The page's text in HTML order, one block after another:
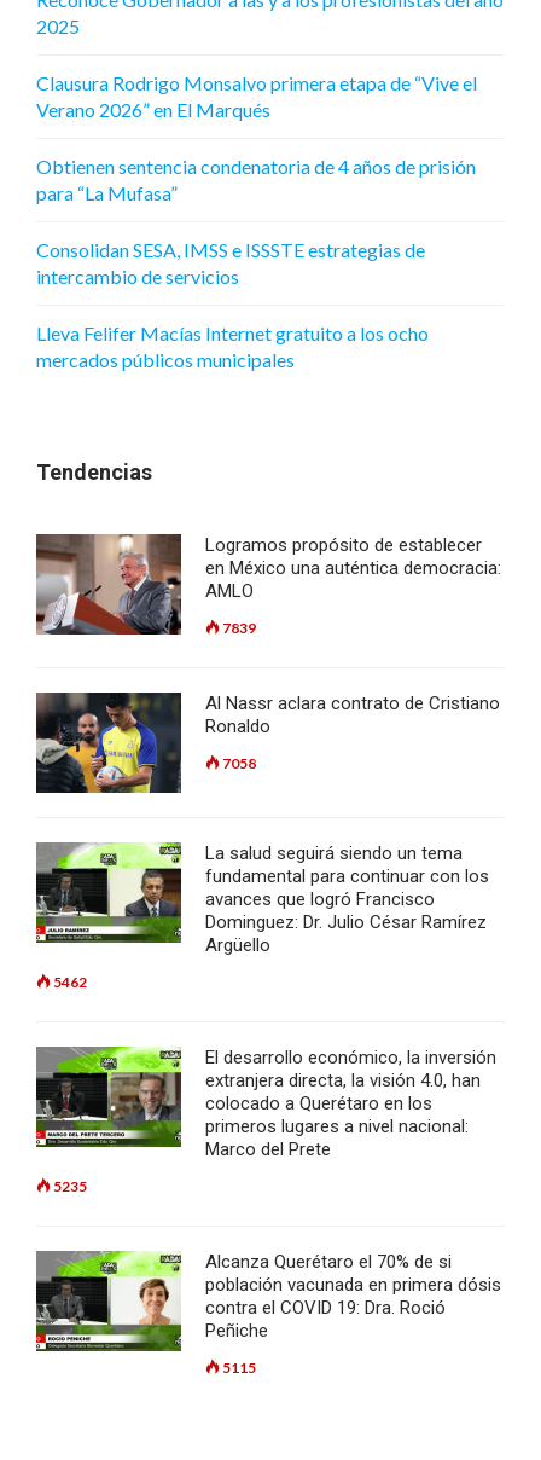
2025
Clausura Rodrigo Monsalvo primera etapa de “Vive el
Verano 2026” en El Marqués
Obtienen sentencia condenatoria de 4 años de prisión
para “La Mufasa”
Consolidan SESA, IMSS e ISSSTE estrategias de
intercambio de servicios
Lleva Felifer Macías Internet gratuito a los ocho
mercados públicos municipales
Tendencias
Logramos propósito de establecer
en México una auténtica democracia:
AMLO
7839
Al Nassr aclara contrato de Cristiano
Ronaldo
7058
La salud seguirá siendo un tema
fundamental para continuar con los
avances que logró Francisco
Dominguez: Dr. Julio César Ramírez
Argüello
5462
El desarrollo económico, la inversión
extranjera directa, la visión 4.0, han
colocado a Querétaro en los
primeros lugares a nivel nacional:
Marco del Prete
5235
Alcanza Querétaro el 70% de si
población vacunada en primera dósis
contra el COVID 19: Dra. Roció
Peñiche
5115